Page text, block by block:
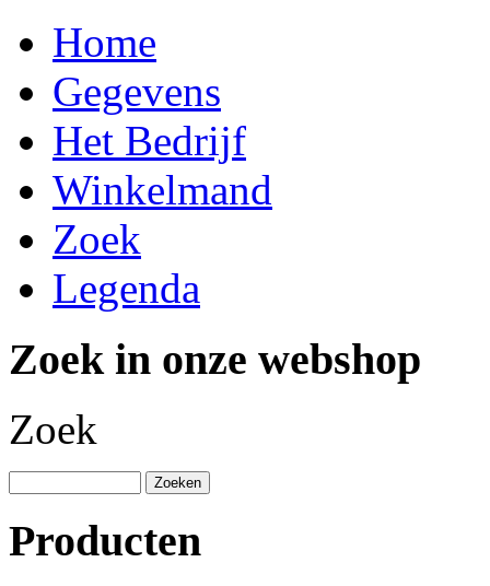
Home
Gegevens
Het Bedrijf
Winkelmand
Zoek
Legenda
Zoek in onze webshop
Zoek
Producten